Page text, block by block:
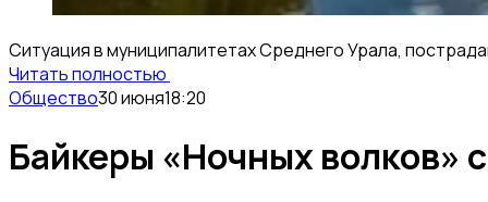
Ситуация в муниципалитетах Среднего Урала,
Читать полностью
Общество30 июня18:20
Байкеры «Ночных волков»